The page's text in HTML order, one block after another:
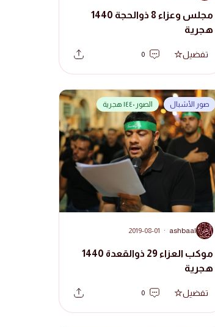
مجلس وعزاء 8 ذوالحجة 1440
هجرية
تفضيل 0
صور الأشبال الصور ١٤٤٠ هجرية
A
ashbaal
·
2019-08-01
موكب العزاء 29 ذوالقعدة 1440
هجرية
تفضيل 0